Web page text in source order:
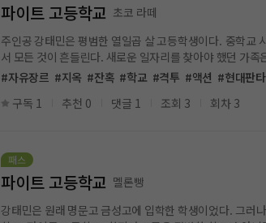
파이트 고등학교 초코 라떼
주인공 강태민은 평범한 열일곱 살 고등학생이다. 중학교
서 모든 것이 흔들린다. 새로운 일자리를 찾아야 했던 가족은 인천으로 이사하게
민이 배정받은 학교는 전혀 ‘다행’이 아니었다. 그곳의 이름은 파이트 고등학교. 처음에는 단순히 운동 특성화 학교쯤으로 생각했다. 하지만 현실은 전혀 달랐다. 그 학교는 공부도, 규칙
첫날부터 태민은 표적이 된다. 이유는 없다. 약해 보인다는 것, 그 사실 하나면 충분했다. 매일같이 이어지는 위협과 폭력
#자유장르 #지옥 #잔혹 #학교 #격투 #액션 #현대판
구독 1
추천 0 댓글 1 조회 3 회차 3
파이트 고등학교 멜론빵
강태민은 원래 명문고 금성고에 입학한 학생이었다. 그러